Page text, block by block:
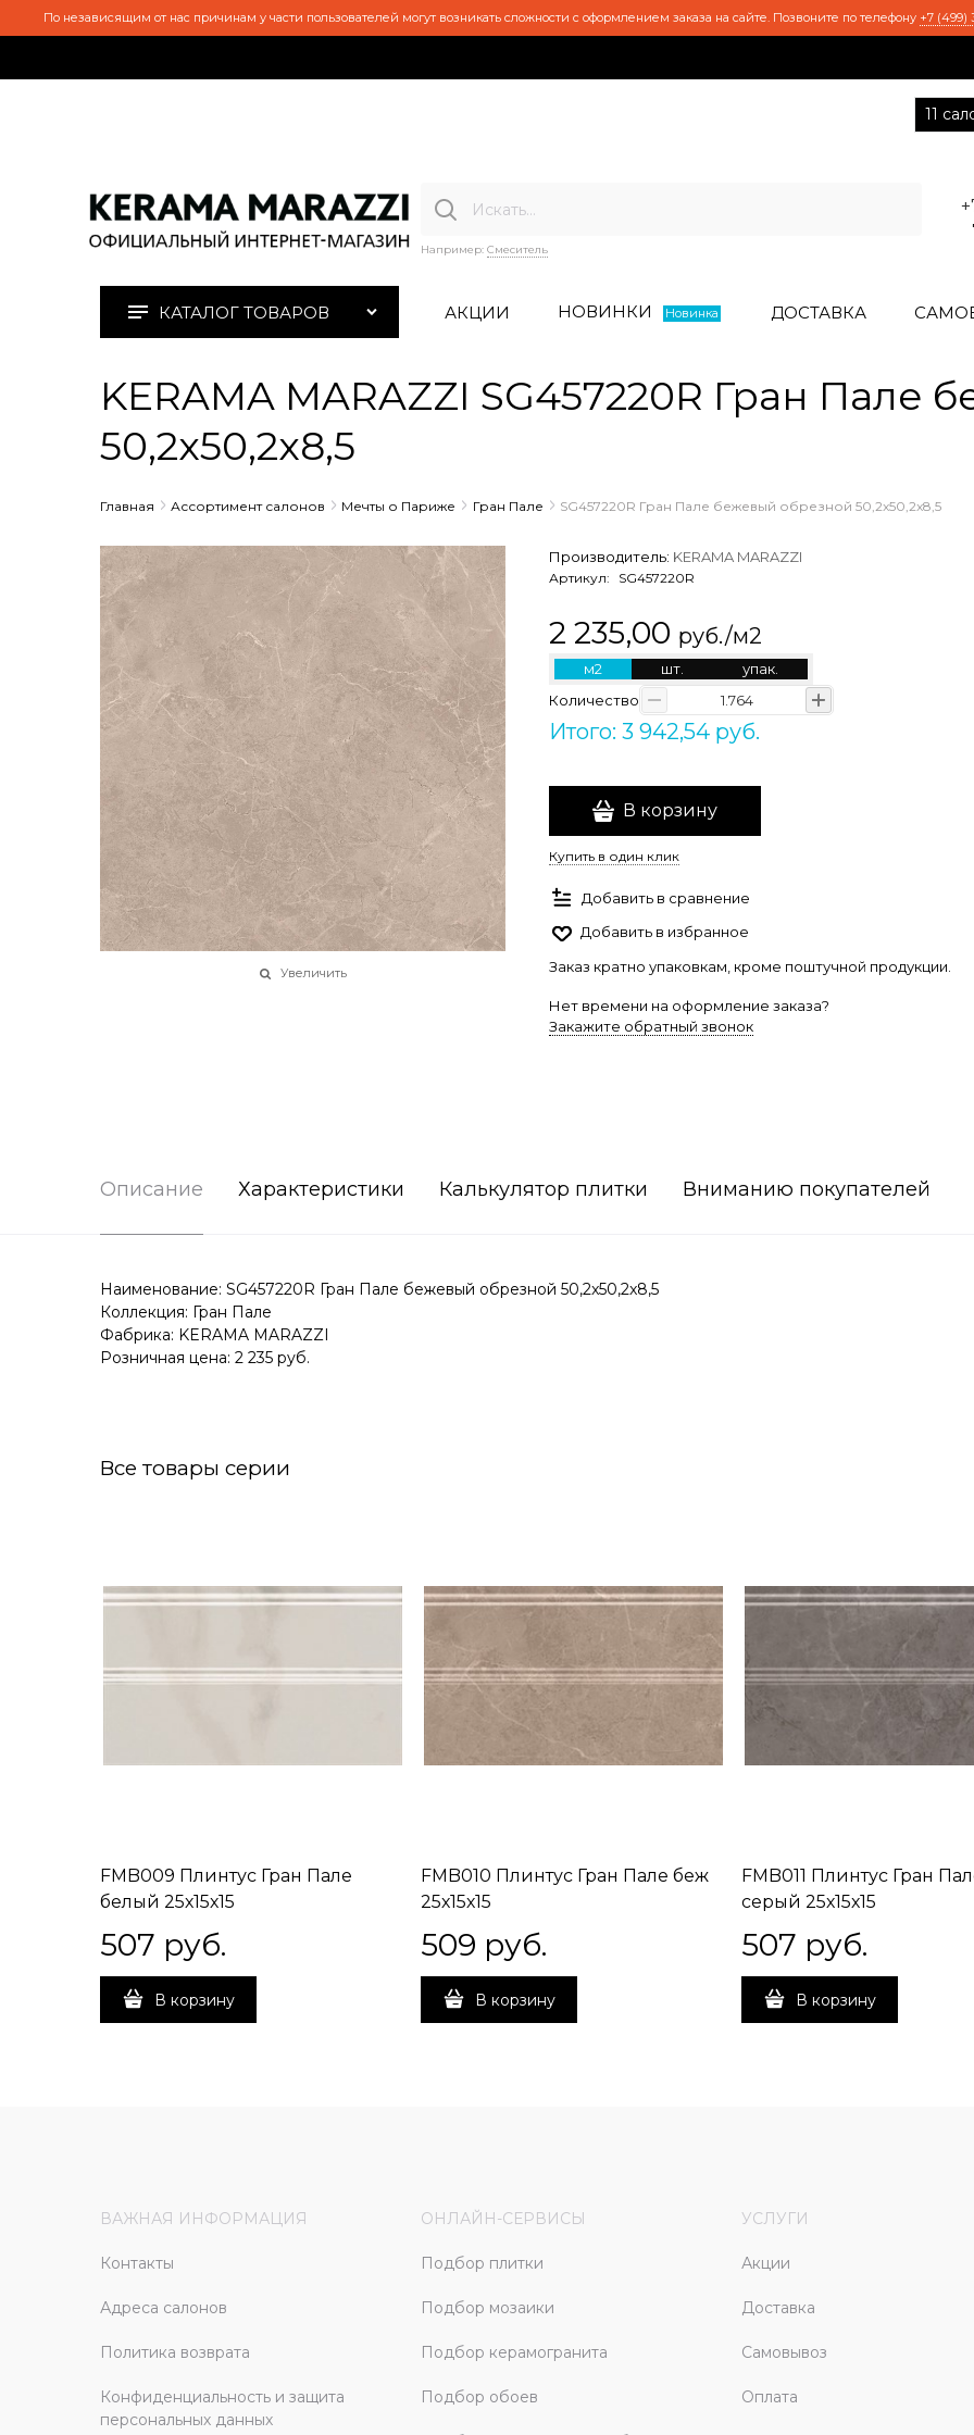
По независящим от нас причинам у части пользователей могут возникать сложности с оформлением заказа на сайте. Позвоните по телефону +7 (499)
11
Например: Смеситель
КАТАЛОГ ТОВАРОВ АКЦИИ НОВИНКИ Новинка ДОСТАВКА
KERAMA MARAZZI SG457220R Гран Пале
50,2x50,2x8,5
Главная Ассортимент салонов Мечты о Париже Гран Пале SG457220R Гран Пале бежевый обрезной 50,2x50,2x8,5
Увеличить
Производитель: KERAMA MARAZZI
Артикул: SG457220R
2 235,00 руб./м2
м2 шт.
упак.
Количество
Итого: 3 942,54 руб.
В корзину
Купить в один клик
Добавить в сравнение
Добавить в избранное
Заказ кратно упаковкам, кроме поштучной продукции.
Нет времени на оформление заказа?
Закажите обратный звонок
Описание Характеристики Калькулятор плитки Вниманию покупателей
Наименование: SG457220R Гран Пале бежевый обрезной 50,2x50,2x8,5
Коллекция: Гран Пале
Фабрика: KERAMA MARAZZI
Розничная цена: 2 235 руб.
Все товары серии
FMB009 Плинтус Гран Пале
белый 25х15х15
507 руб.
В корзину
FMB010 Плинтус Гран Пале беж
25х15х15
509 руб.
В корзину
FMB011 Плинтус Гран
серый 25х15х15
507 руб.
В корзину
ВАЖНАЯ ИНФОРМАЦИЯ
Контакты
Адреса салонов
Политика возврата
Конфиденциальность и защита
персональных данных
ОНЛАЙН-СЕРВИСЫ
Подбор плитки
Подбор мозаики
Подбор керамогранита
Подбор обоев
УСЛУГИ
Акции
Доставка
Самовывоз
Оплата